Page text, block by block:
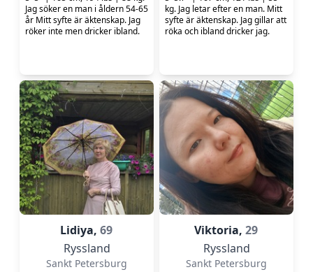
Jag söker en man i åldern 54-65
år Mitt syfte är äktenskap. Jag
röker inte men dricker ibland.
kg. Jag letar efter en man. Mitt
syfte är äktenskap. Jag gillar att
röka och ibland dricker jag.
Lidiya,69
Ryssland
Sankt Petersburg
Viktoria,29
Ryssland
Sankt Petersburg